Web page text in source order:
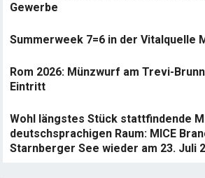
Gewerbe
Summerweek 7=6 in der Vitalquelle
Rom 2026: Münzwurf am Trevi-
Eintritt
Wohl längstes Stück stattfindende
deutschsprachigen Raum: MICE
Starnberger See wieder am 23. Juli